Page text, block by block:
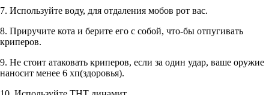
7. Используйте воду, для отдаления мобов рот вас.
8. Приручите кота и берите его с собой, что-бы отпугивать
криперов.
9. Не стоит атаковать криперов, если за один удар, ваше оружие
наносит менее 6 хп(здоровья).